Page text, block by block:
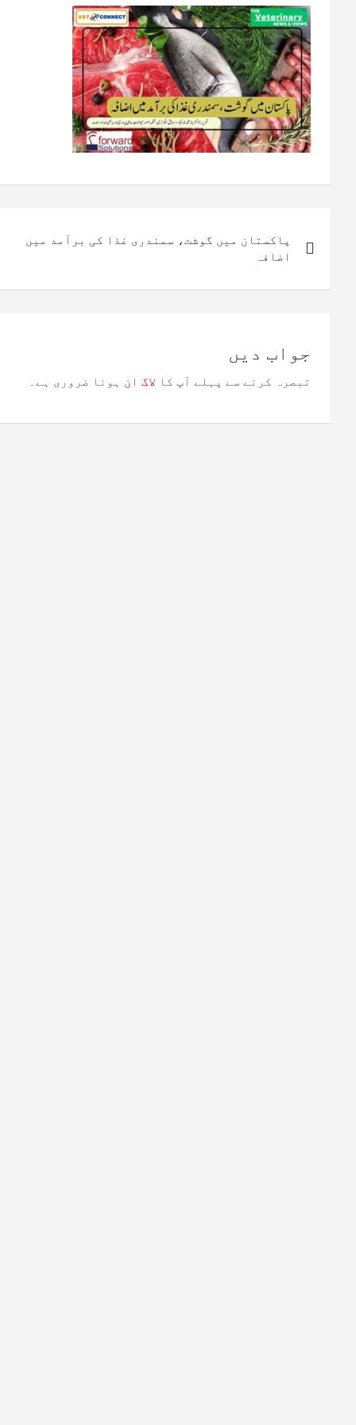
کی
نیویگیشن
پاکستان میں گوشت، سمندری غذا کی برآمد میں
اضافہ
جواب دیں
تبصرہ کرنے سے پہلے آپ کا لاگ ان ہونا ضروری ہے۔